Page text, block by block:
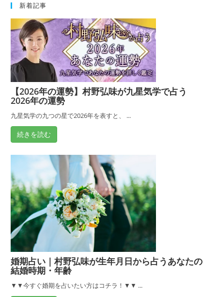
あ
な
た
は
○
歳
で
○○
さ
婚。
会
う
き
っ
か
と
日
付
新着記事
【2026年の運勢】村野弘味が九星気学で占う
2026年の運勢
九星気学の九つの星で2026年を表すと、 ...
続きを読む
婚期占い｜村野弘味が生年月日から占うあなたの
結婚時期・年齢
▼▼今すぐ婚期を占いたい方はコチラ！▼▼ ...